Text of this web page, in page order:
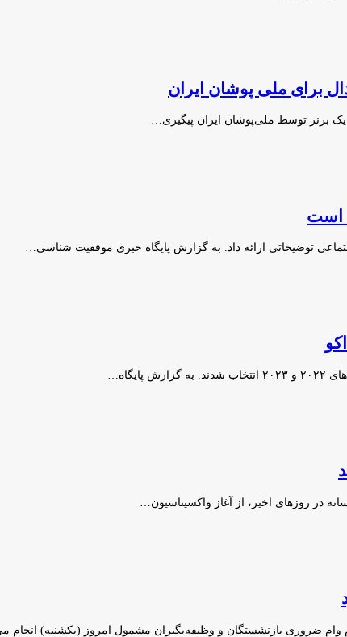
توضیحاتی ارائه داد. به گزارش پایگاه خبری موفقیت شناسی…
در روزهای اخیر، از آغاز واکسیناسیون…
ضروری بازنشستگان و وظیفه‌بگیران مشمول امروز (یکشنبه) انجام